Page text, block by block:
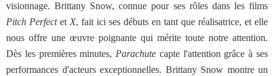
visionnage. Brittany Snow, connue pour ses rôles dans les films
Pitch Perfectet X, fait ici ses débuts en tant que réalisatrice, et elle
nous offre une œuvre poignante qui mérite toute notre attention.
Dès les premières minutes, Parachute capte l'attention grâce à ses
performances d'acteurs exceptionnelles. Brittany Snow montre un